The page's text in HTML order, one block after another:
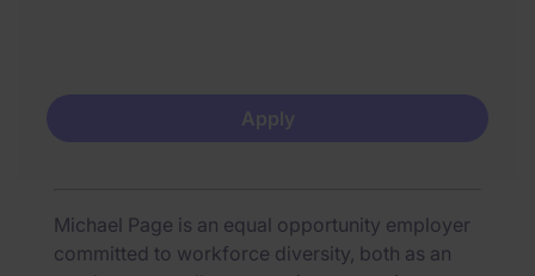
Apply
Michael Page is an equal opportunity employer
committed to workforce diversity, both as an